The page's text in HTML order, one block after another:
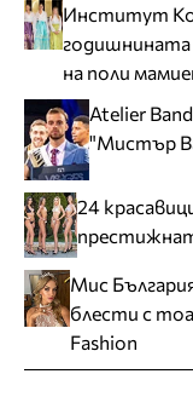
Институт
на поли
Atelier
"Мистър
24
Мис
блести с
Fashion